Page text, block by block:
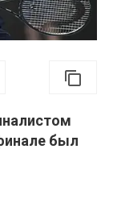
был